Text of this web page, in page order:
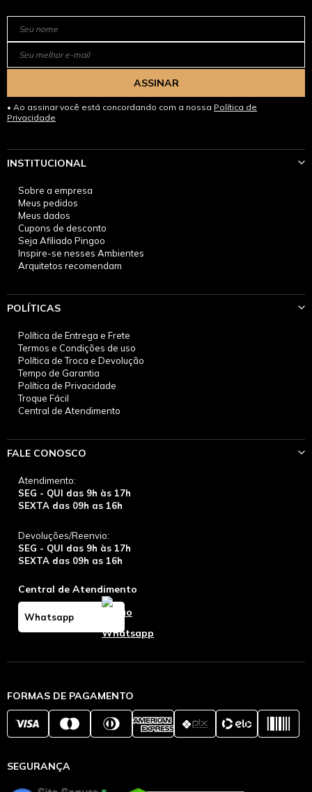
ASSINAR
Ao assinar você está concordando com a nossa Política de
Privacidade
INSTITUCIONAL
Sobre a empresa
Meus pedidos
Meus dados
Cupons de desconto
Seja Afiliado Pingoo
Inspire-se nesses Ambientes
Arquitetos recomendam
POLÍTICAS
Política de Entrega e Frete
Termos e Condições de uso
Política de Troca e Devolução
Tempo de Garantia
Política de Privacidade
Troque Fácil
Central de Atendimento
FALE CONOSCO
Atendimento:
SEG - QUI das 9h às 17h
SEXTA das 09h as 16h
Devoluções/Reenvio:
SEG - QUI das 9h às 17h
SEXTA das 09h as 16h
Central de Atendimento
Whatsapp
FORMAS DE PAGAMENTO
SEGURANÇA